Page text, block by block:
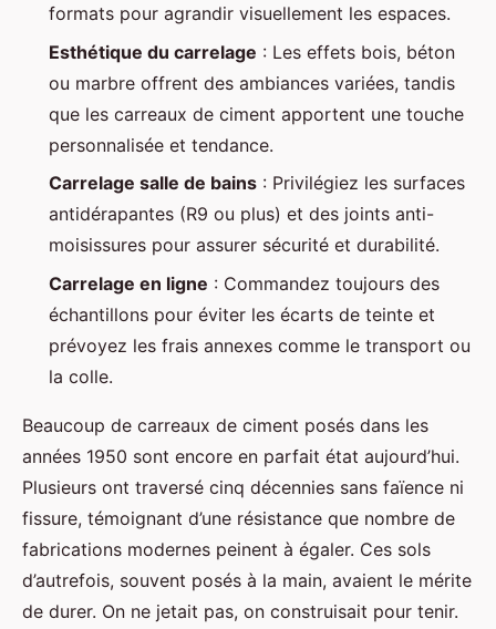
formats pour agrandir visuellement les espaces.
Esthétique du carrelage : Les effets bois, béton
ou marbre offrent des ambiances variées, tandis
que les carreaux de ciment apportent une touche
personnalisée et tendance.
Carrelage salle de bains : Privilégiez les surfaces
antidérapantes (R9 ou plus) et des joints anti-
moisissures pour assurer sécurité et durabilité.
Carrelage en ligne : Commandez toujours des
échantillons pour éviter les écarts de teinte et
prévoyez les frais annexes comme le transport ou
la colle.
Beaucoup de carreaux de ciment posés dans les
années 1950 sont encore en parfait état aujourd’hui.
Plusieurs ont traversé cinq décennies sans faïence ni
fissure, témoignant d’une résistance que nombre de
fabrications modernes peinent à égaler. Ces sols
d’autrefois, souvent posés à la main, avaient le mérite
de durer. On ne jetait pas, on construisait pour tenir.